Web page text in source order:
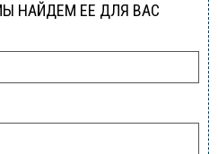
НАЙДЕМ ЕЕ ДЛЯ ВАС